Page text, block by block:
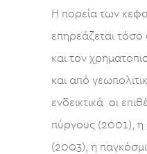
Η πορεία των
επηρεάζεται τόσο
και τον
και από
ενδεικτικά οι
πύργους (2001), η
(2003), η